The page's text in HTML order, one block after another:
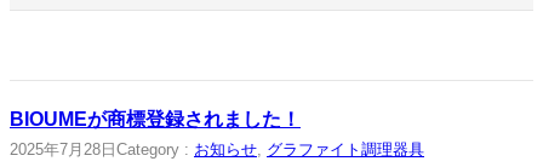
BIOUMEが商標登録されました！
2025年7月28日 Category : お知らせ グラファイト調理器具